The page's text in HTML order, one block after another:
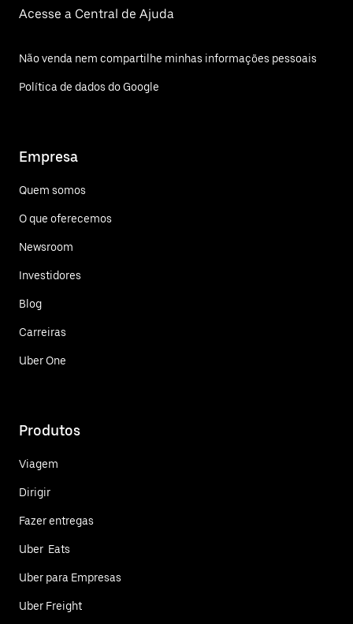
Acesse a Central de Ajuda
Não venda nem compartilhe minhas informações pessoais
Política de dados do Google
Empresa
Quem somos
O que oferecemos
Newsroom
Investidores
Blog
Carreiras
Uber One
Produtos
Viagem
Dirigir
Fazer entregas
Uber Eats
Uber para Empresas
Uber Freight